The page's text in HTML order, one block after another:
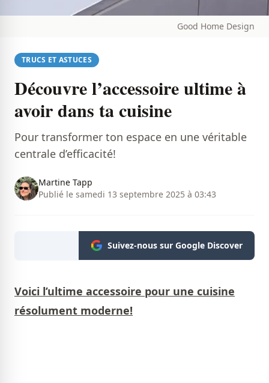
Good Home Design
TRUCS ET ASTUCES
Découvre l’accessoire ultime à
avoir dans ta cuisine
Pour transformer ton espace en une véritable
centrale d’efficacité!
Martine Tapp
Publié le samedi 13 septembre 2025 à 03:43
Suivez-nous sur Google Discover
Voici l’ultime accessoire pour une cuisine
résolument moderne!